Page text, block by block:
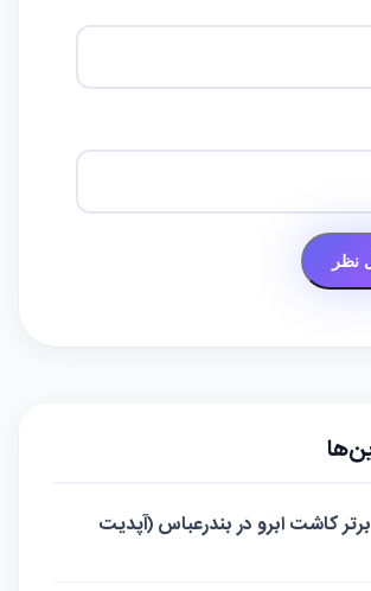
نظر
برتر کاشت ابرو در بندرعباس (آپدیت